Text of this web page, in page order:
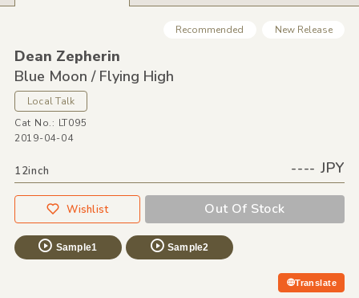
Recommended New Release
Dean Zepherin
Blue Moon /Flying High
Local Talk
Cat No.: LT095
2019-04-04
12inch ---- JPY
Wishlist Out Of Stock
Sample1 Sample2
Translate